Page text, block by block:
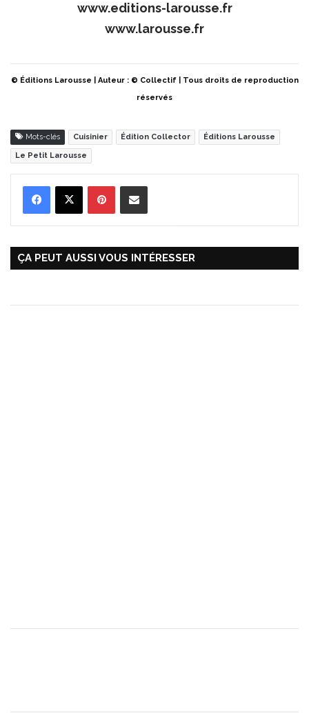
www.editions-larousse.fr
www.larousse.fr
© Éditions Larousse | Auteur : © Collectif | Tous droits de reproduction
réservés
Mots-clés Cuisinier Édition Collector Éditions Larousse
Le Petit Larousse
ÇA PEUT AUSSI VOUS INTÉRESSER